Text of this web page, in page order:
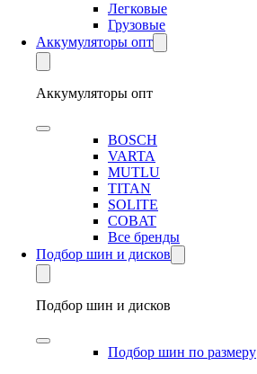
Легковые
Грузовые
Аккумуляторы опт
Аккумуляторы опт
BOSCH
VARTA
MUTLU
TITAN
SOLITE
COBAT
Все бренды
Подбор шин и дисков
Подбор шин и дисков
Подбор шин по размеру